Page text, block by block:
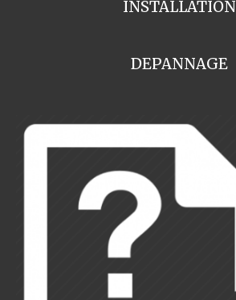
INSTALLATION
DEPANNAGE